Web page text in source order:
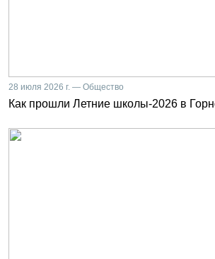
28 июля 2026 г. — Общество
Как прошли Летние школы-2026 в